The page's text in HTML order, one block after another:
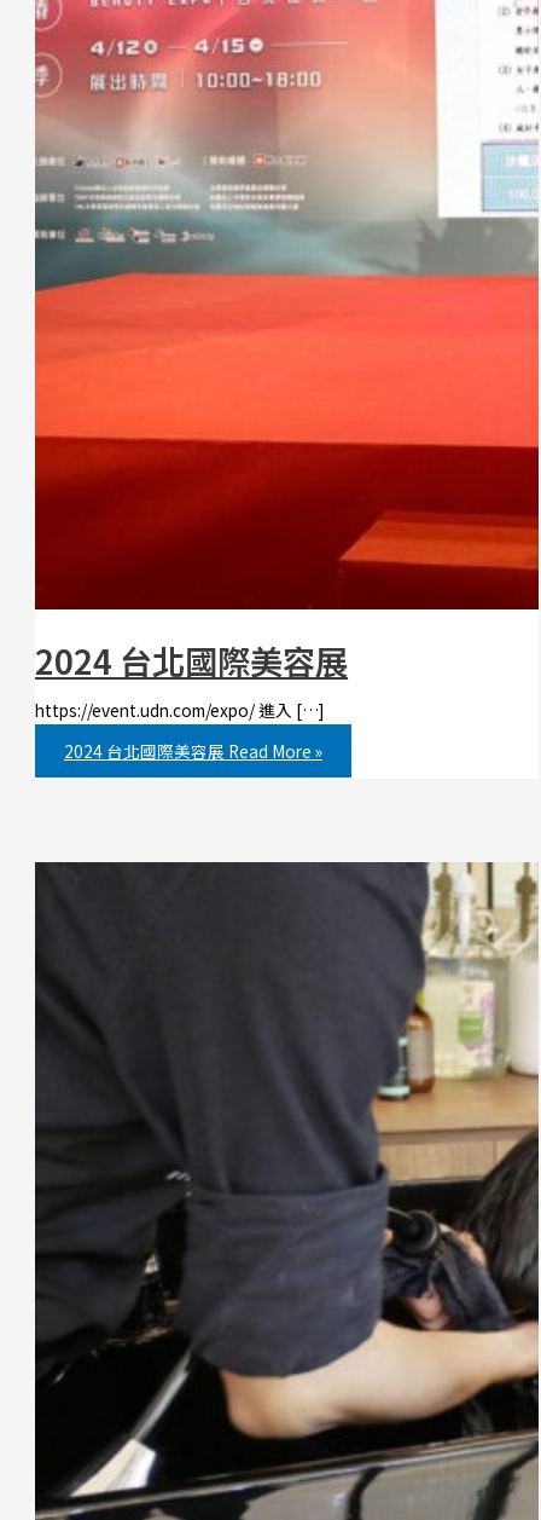
2024 台北國際美容展
https://event.udn.com/expo/ 進入 […]
2024 台北國際美容展 Read More »